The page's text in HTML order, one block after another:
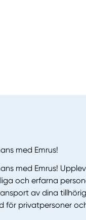
med Emrus!
med Emrus!
och erfarna
av dina
för privatpersoner